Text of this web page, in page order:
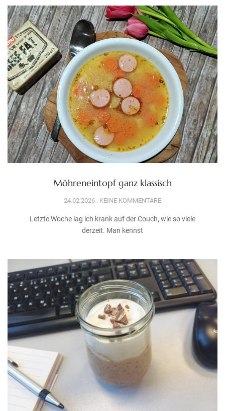
Möhreneintopf ganz klassisch
24.02.2026 KEINE KOMMENTARE
Letzte Woche lag ich krank auf der Couch, wie so viele
derzeit. Man kennst